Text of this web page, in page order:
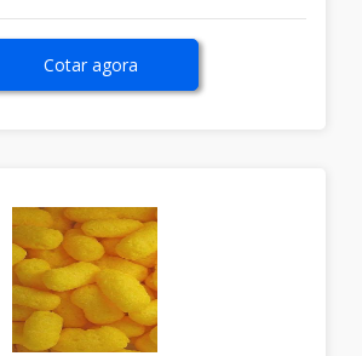
Cotar agora